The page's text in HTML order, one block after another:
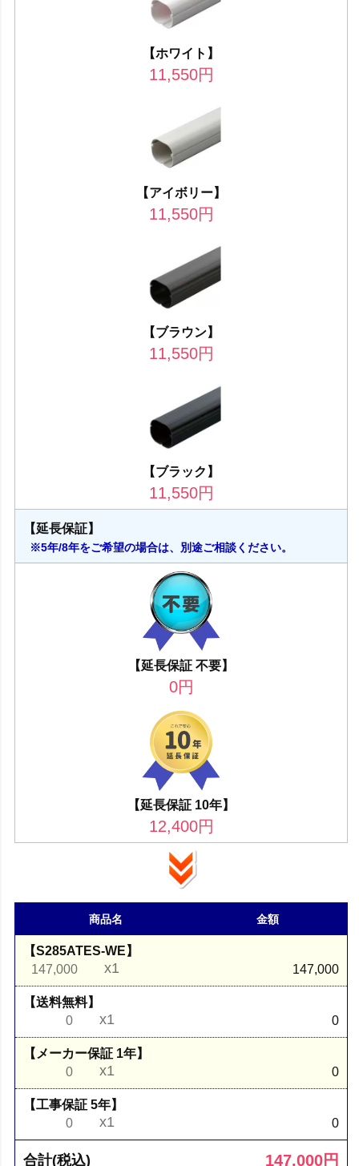
【ホワイト】
11,550円
【アイボリー】
11,550円
【ブラウン】
11,550円
【ブラック】
11,550円
【延長保証】
※5年/8年をご希望の場合は、別途ご相談ください。
【延長保証 不要】
0円
【延長保証 10年】
12,400円
商品名 金額
【S285ATES-WE】
147,000
x1 147,000
【送料無料】
0
x1 0
【メーカー保証 1年】
0
x1 0
【工事保証 5年】
0
x1 0
合計(税込) 147,000円